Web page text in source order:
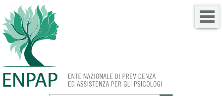
SERVIZI PER TE